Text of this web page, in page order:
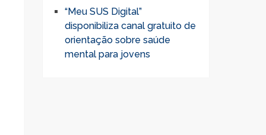
“Meu SUS Digital”
disponibiliza canal gratuito de
orientação sobre saúde
mental para jovens